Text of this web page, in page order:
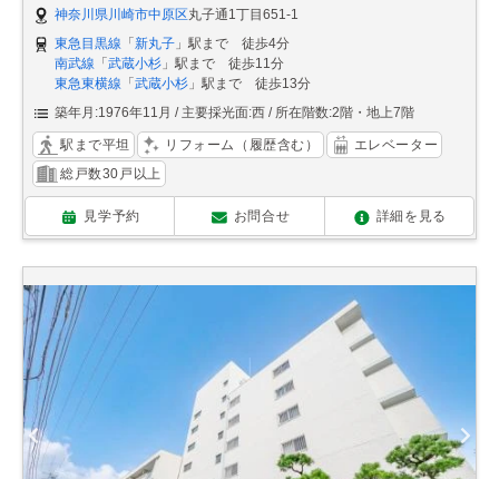
神奈川県川崎市中原区丸子通1丁目651-1
東急目黒線 「新丸子 」駅まで 徒歩4分
南武線 「武蔵小杉 」駅まで 徒歩11分
東急東横線 「武蔵小杉 」駅まで 徒歩13分
築年月:1976年11月
主要採光面:西 所在階数:2階・地上7階
駅まで平坦 リフォーム（履歴含む）
エレベーター
総戸数30戸以上
見学予約 お問合せ 詳細を見る